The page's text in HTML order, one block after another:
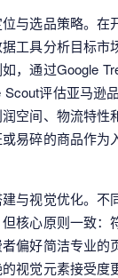
与选品策略。在
工具分析目标市
，通过Google
Scout评估亚马逊
空间、物流特性
易碎的商品作为
与视觉优化。不
核心原则一致：
偏好简洁专业的
视觉元素接受度